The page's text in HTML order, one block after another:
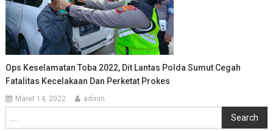
Ops Keselamatan Toba 2022, Dit Lantas Polda Sumut Cegah
Fatalitas Kecelakaan Dan Perketat Prokes
Maret 14, 2022 admin
Search